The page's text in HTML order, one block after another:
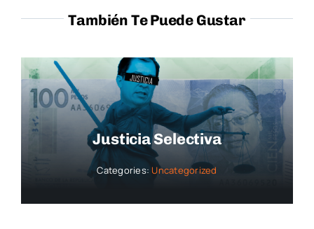
También Te Puede Gustar
Justicia Selectiva
Categories: Uncategorized